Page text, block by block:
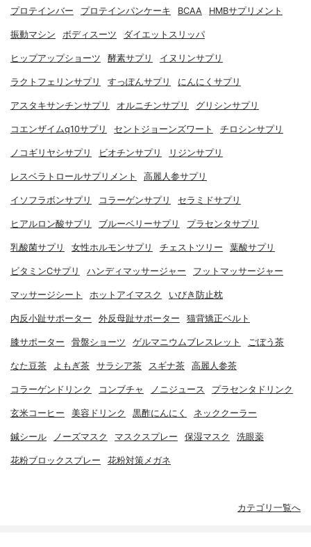
プロテインバー プロテインパンケーキ BCAA HMBサプリメント
振動マシン ボディスーツ ダイエットスリッパ
ヒップアップショーツ 酵素サプリ イヌリンサプリ
ラクトフェリンサプリ すっぽんサプリ にんにくサプリ
アスタキサンチンサプリ オルニチンサプリ グリシンサプリ
コエンザイムq10サプリ セントジョーンズワート チロシンサプリ
ノコギリヤシサプリ ビオチンサプリ リジンサプリ
レスベラトロールサプリメント 高麗人参サプリ
イソフラボンサプリ コラーゲンサプリ セラミドサプリ
ヒアルロン酸サプリ ブルーベリーサプリ プラセンタサプリ
乳酸菌サプリ 女性ホルモンサプリ チェストツリー 葉酸サプリ
ビタミンCサプリ ハンディマッサージャー フットマッサージャー
マッサージシート ホットアイマスク いびき防止枕
内反小趾サポーター 外反母趾サポーター 猫背矯正ベルト
膝サポーター 骨盤ショーツ ゲルマニウムブレスレット ごぼう茶
なた豆茶 よもぎ茶 サラシア茶 スギナ茶 高麗人参茶
コラーゲンドリンク コンブチャ ノニジュース プラセンタドリンク
玄米コーヒー 美容ドリンク 黒酢にんにく ネッククーラー
鍼シール ノーズマスク マスクスプレー 保湿マスク 洗眼薬
花粉ブロックスプレー 花粉対策メガネ
カテゴリ一覧へ